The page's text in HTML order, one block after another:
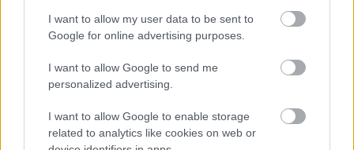
I want to allow my user data to be sent to
Google for online advertising purposes.
I want to allow Google to send me
personalized advertising.
I want to allow Google to enable storage
related to analytics like cookies on web or